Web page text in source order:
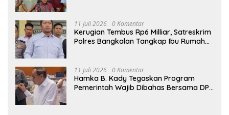
11 Juli 2026 0 Komentar
Kerugian Tembus Rp6 Milliar, Satreskrim
Polres Bangkalan Tangkap Ibu Rumah
11 Juli 2026 0 Komentar
Hamka B. Kady Tegaskan Program
Pemerintah Wajib Dibahas Bersama DPR